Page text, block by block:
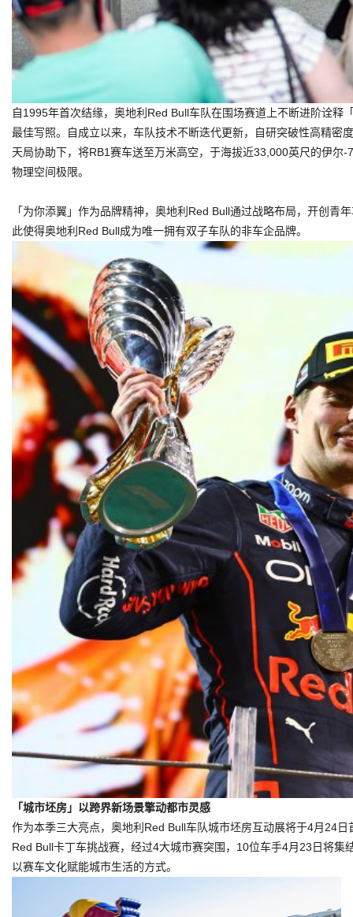
自1995年首次结缘，奥地利Red Bull车队在围场赛道上不断进阶诠
最佳写照。自成立以来，车队技术不断迭代更新，自研突破性高精
天局协助下，将RB1赛车送至万米高空，于海拔近33,000英尺的伊
物理空间极限。
「为你添翼」作为品牌精神，奥地利Red Bull通过战略布局，开创
此使得奥地利Red Bull成为唯一拥有双子车队的非车企品牌。
「城市坯房」以跨界新场景擎动都市灵感
作为本季三大亮点，奥地利Red Bull车队城市坯房互动展将于4月24
Red Bull卡丁车挑战赛，经过4大城市赛突围，10位车手4月23日将
以赛车文化赋能城市生活的方式。